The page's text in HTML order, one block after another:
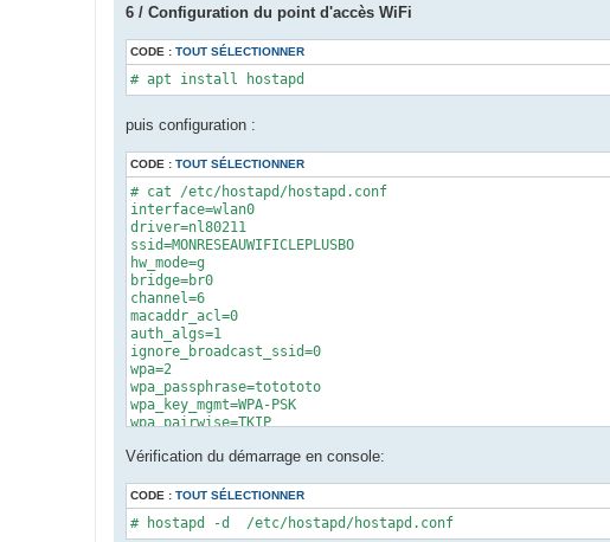
6 / Configuration du point d'accès WiFi
CODE : TOUT SÉLECTIONNER
# apt install hostapd
puis configuration :
CODE : TOUT SÉLECTIONNER
# cat /etc/hostapd/hostapd.conf
interface=wlan0
driver=nl80211
ssid=MONRESEAUWIFICLEPLUSBO
hw_mode=g
bridge=br0
channel=6
macaddr_acl=0
auth_algs=1
ignore_broadcast_ssid=0
wpa=2
wpa_passphrase=totototo
wpa_key_mgmt=WPA-PSK
wpa_pairwise=TKIP
Vérification du démarrage en console:
CODE : TOUT SÉLECTIONNER
# hostapd -d  /etc/hostapd/hostapd.conf